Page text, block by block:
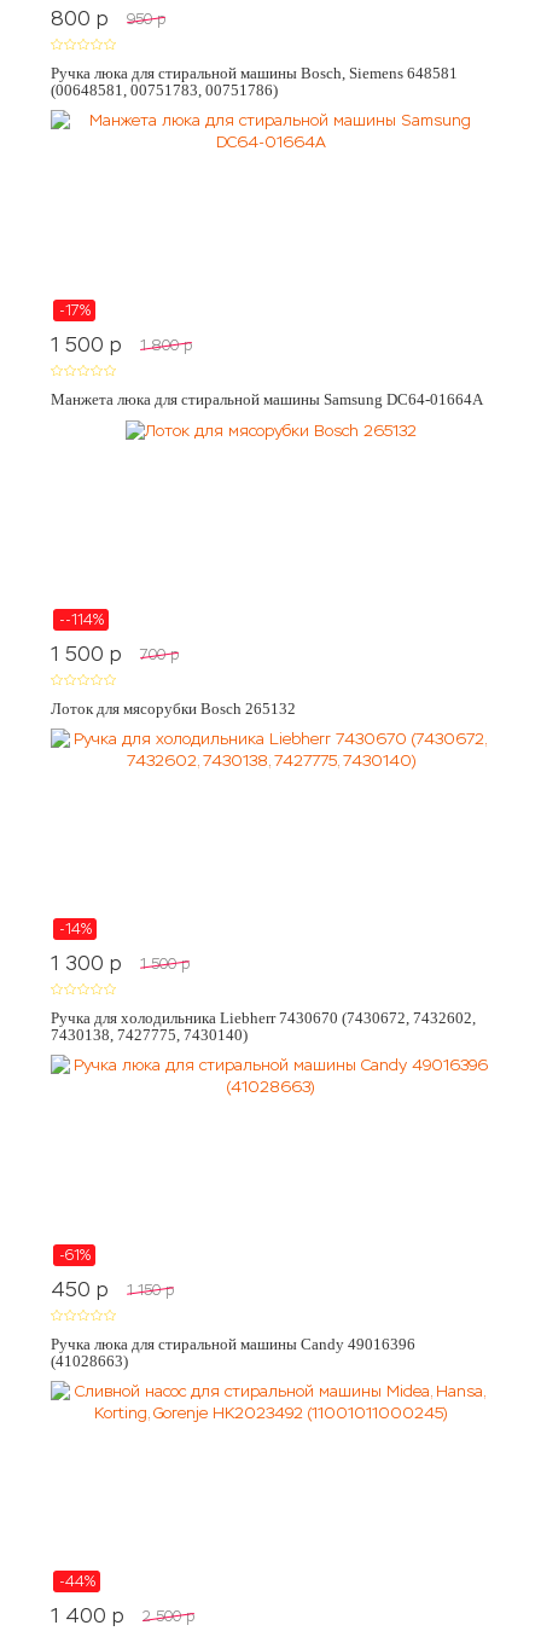
800 p 950 p
Ручка люка для стиральной машины Bosch, Siemens 648581
(00648581, 00751783, 00751786)
-17%
1 500 p 1 800 p
Манжета люка для стиральной машины Samsung DC64-01664A
--114%
1 500 p 700 p
Лоток для мясорубки Bosch 265132
-14%
1 300 p 1 500 p
Ручка для холодильника Liebherr 7430670 (7430672, 7432602,
7430138, 7427775, 7430140)
-61%
450 p 1 150 p
Ручка люка для стиральной машины Candy 49016396
(41028663)
-44%
1 400 p 2 500 p